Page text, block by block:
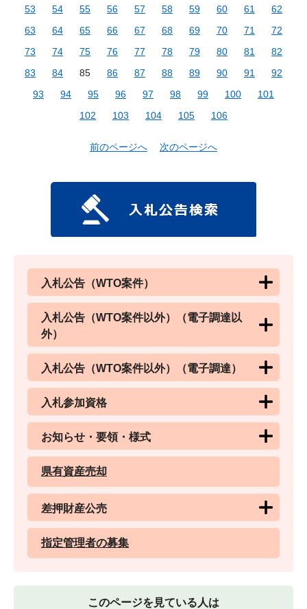
53
54 55 56 57 58 59 60 61
62
63
64 65 66 67 68 69 70 71
72
73
74 75 76 77 78 79 80 81
82
83
84 85 86 87 88 89 90 91
92
93
94 95 96 97 98 99 100
101
102
103 104 105 106
前のページへ 次のページへ
入札公告（WTO案件）
入札公告（WTO案件以外）（電子調達以
外）
入札公告（WTO案件以外）（電子調達）
入札参加資格
お知らせ・要領・様式
県有資産売却
差押財産公売
指定管理者の募集
このページを見ている人は